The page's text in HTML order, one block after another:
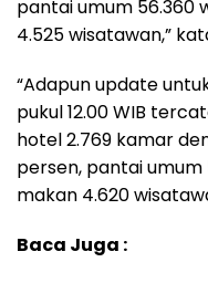
pantai umum 56.360
4.525 wisatawan,”
“Adapun update
pukul 12.00 WIB
hotel 2.769 kamar
persen, pantai
makan 4.620
Baca Juga :